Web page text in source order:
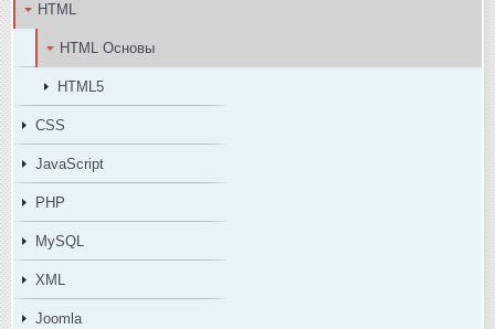
HTML
HTML Основы
HTML5
CSS
JavaScript
PHP
MySQL
XML
Joomla